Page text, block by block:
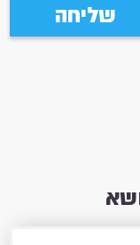
שליחה